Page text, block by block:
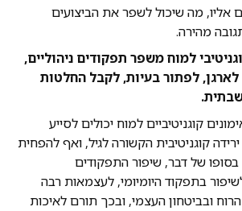
אליו, מה שיכול לשפר את הביצועים
מהירה.
למוח משפר תפקודים ניהוליים,
לארגן, לפתור בעיות, לקבל החלטות
קוגניטיביים למוח יכולים לסייע
קוגניטיבית הקשורה לגיל, ואף להפחית
של דבר, שיפור התפקודים
בתפקוד היומיומי, לעצמאות רבה
ובביטחון העצמי, ובכך תורם לאיכות